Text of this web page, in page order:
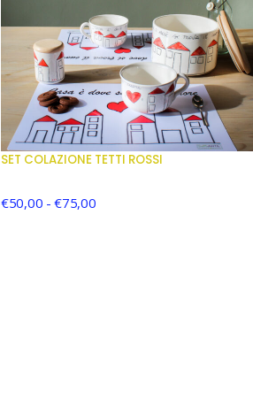
SET COLAZIONE TETTI ROSSI
€50,00 - €75,00